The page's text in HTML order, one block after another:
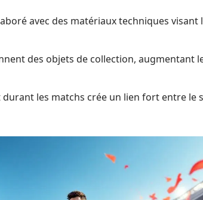
avec des matériaux techniques
des objets de collection, augmentant
les matchs crée un lien fort entre le